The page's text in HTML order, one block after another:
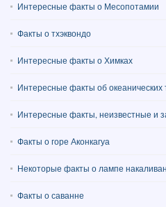
Интересные факты о Месопотамии
Факты о тхэквондо
Интересные факты о Химках
Интересные факты об океанических
Интересные факты, неизвестные и
Факты о горе Аконкагуа
Некоторые факты о лампе
Факты о саванне